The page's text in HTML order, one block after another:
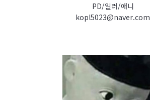
PD/일러/애니
kopl5023@naver.com